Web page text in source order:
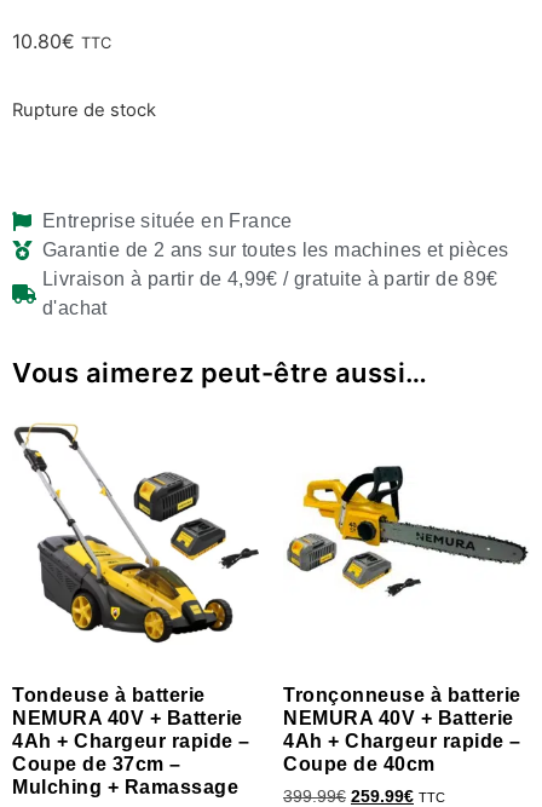
10.80€ TTC
Rupture de stock
Entreprise située en France
Garantie de 2 ans sur toutes les machines et pièces
Livraison à partir de 4,99€ / gratuite à partir de 89€
d'achat
Vous aimerez peut-être aussi…
Tondeuse à batterie
NEMURA 40V + Batterie
4Ah + Chargeur rapide –
Coupe de 37cm –
Mulching + Ramassage
Tronçonneuse à batterie
NEMURA 40V + Batterie
4Ah + Chargeur rapide –
Coupe de 40cm
399.99€ 259.99€ TTC